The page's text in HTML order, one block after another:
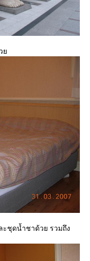
ว
ะชุดน้ำชาด้วย รวมถึง